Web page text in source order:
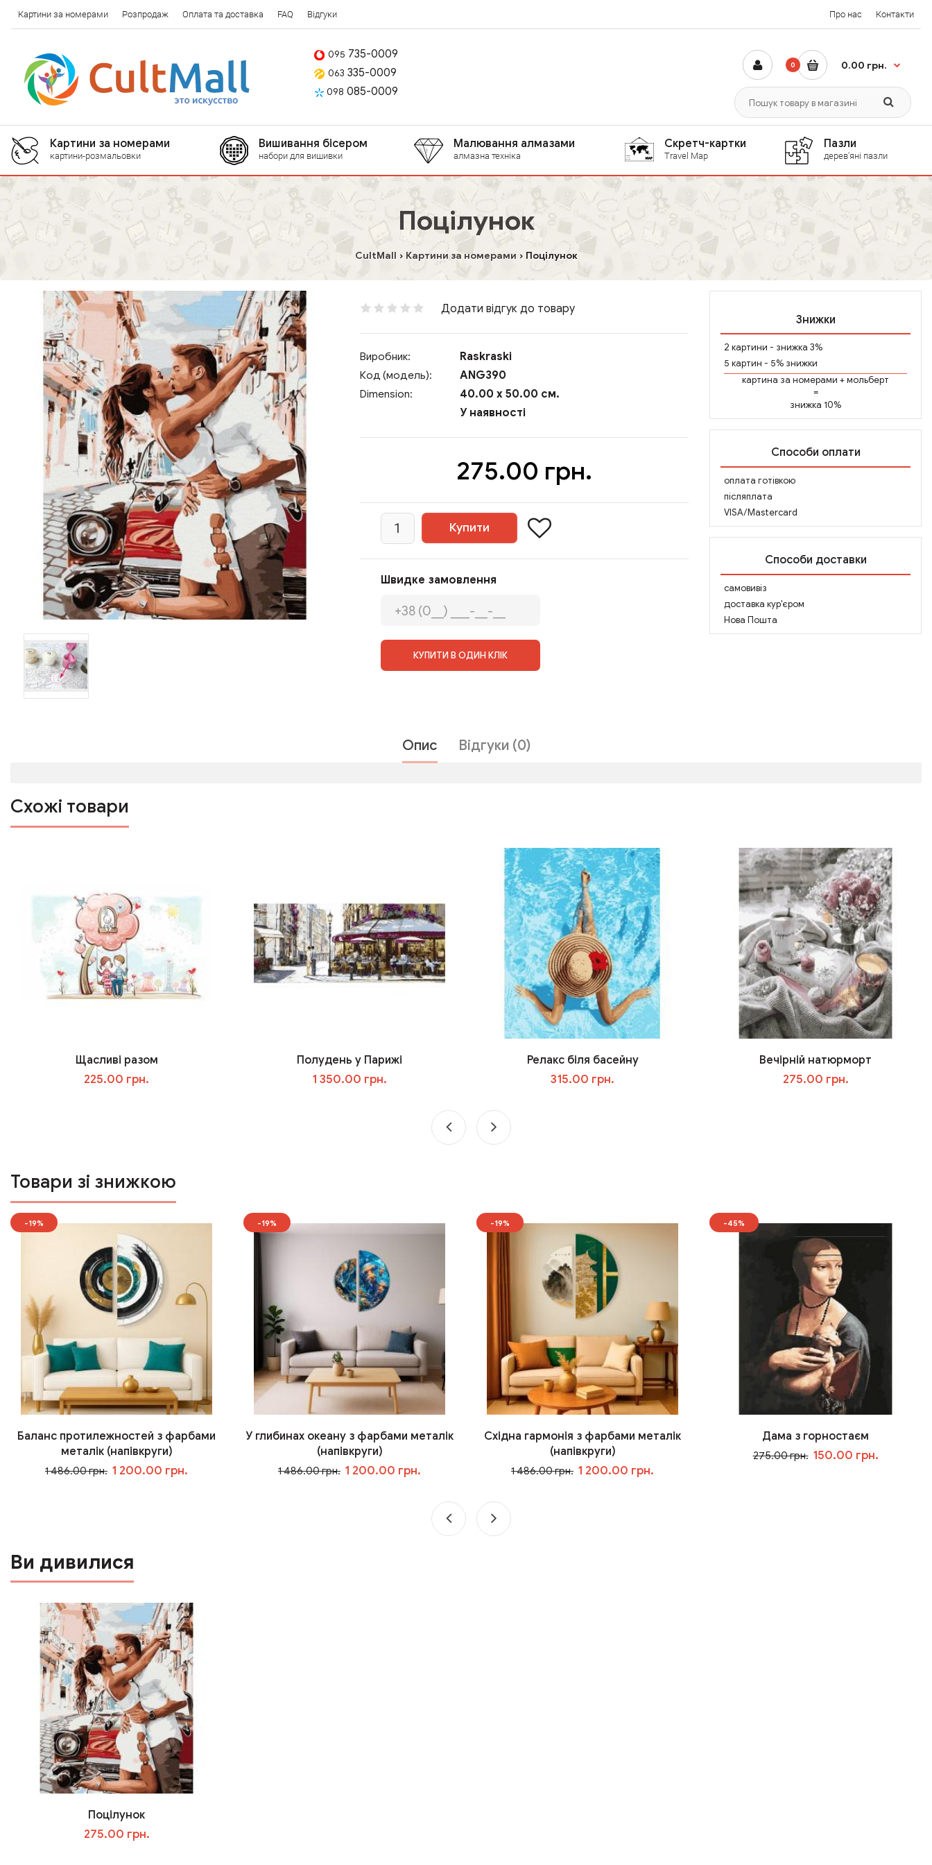
Картини за номерами Розпродаж Оплата та доставка FAQ Відгуки Про нас Контакти
095 735-0009
063 335-0009
098 085-0009
0 0.00 грн.
Картини за номерами
картини-розмальовки
Вишивання бісером
набори для вишивки
Малювання алмазами
алмазна техніка
Скретч-картки
Travel Map
Пазли
дерев'яні пазли
Поцілунок
CultMall Картини за номерами Поцілунок
Додати відгук до товару
Виробник: Raskraski
Код (модель): ANG390
Dimension:
40.00 x 50.00 см.
У наявності
275.00 грн.
Швидке замовлення
КУПИТИ В ОДИН КЛІК
Знижки
2 картини - знижка 3%
5 картин - 5% знижки
картина за номерами +мольберт
=
знижка 10%
Способи оплати
оплата готівкою
післяплата
VISA/Mastercard
Способи доставки
самовивіз
доставка кур'єром
Нова Пошта
Опис Відгуки (0)
Схожі товари
Щасливі разом
225.00 грн.
Полудень у Парижі
1 350.00 грн.
Релакс біля басейну
315.00 грн.
Вечірній натюрморт
275.00 грн.
Товари зі знижкою
-19%
Баланс протилежностей з фарбами
металік (напівкруги)
1 486.00 грн. 1 200.00 грн.
-19%
У глибинах океану з фарбами металік
(напівкруги)
1 486.00 грн. 1 200.00 грн.
-19%
Східна гармонія з фарбами металік
(напівкруги)
1 486.00 грн. 1 200.00 грн.
-45%
Дама з горностаєм
275.00 грн. 150.00 грн.
Ви дивилися
Поцілунок
275.00 грн.